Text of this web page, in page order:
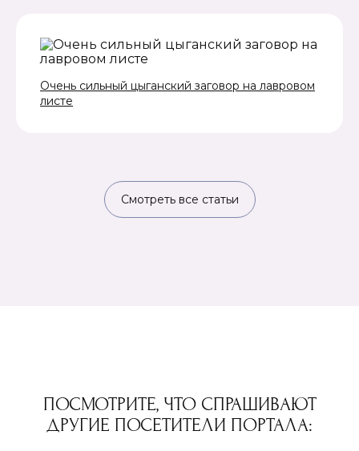
Очень сильный цыганский заговор на лавровом
листе
Смотреть все статьи
ПОСМОТРИТЕ, ЧТО СПРАШИВАЮТ
ДРУГИЕ ПОСЕТИТЕЛИ ПОРТАЛА: